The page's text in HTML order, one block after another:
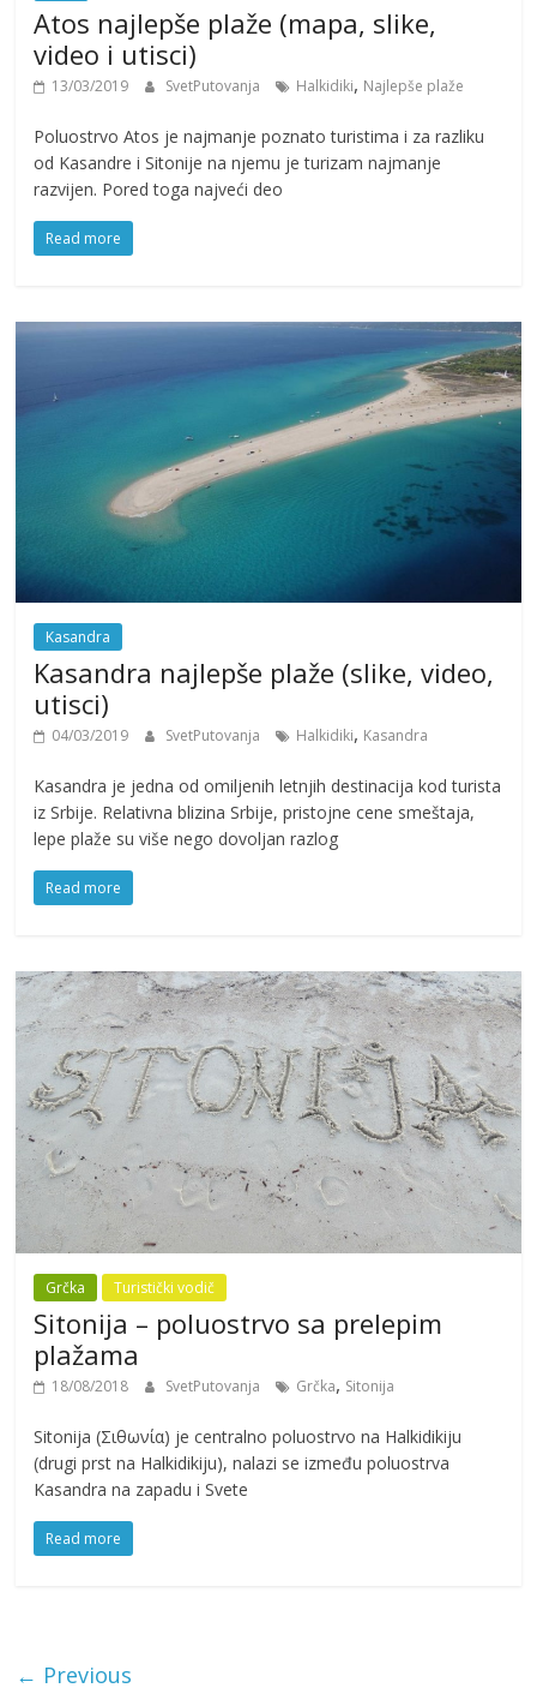
Atos najlepše plaže (mapa, slike,
video i utisci)
13/03/2019 SvetPutovanja Halkidiki, Najlepše plaže
Poluostrvo Atos je najmanje poznato turistima i za razliku
od Kasandre i Sitonije na njemu je turizam najmanje
razvijen. Pored toga najveći deo
Read more
Kasandra
Kasandra najlepše plaže (slike, video,
utisci)
04/03/2019 SvetPutovanja Halkidiki, Kasandra
Kasandra je jedna od omiljenih letnjih destinacija kod turista
iz Srbije. Relativna blizina Srbije, pristojne cene smeštaja,
lepe plaže su više nego dovoljan razlog
Read more
Grčka Turistički vodič
Sitonija – poluostrvo sa prelepim
plažama
18/08/2018 SvetPutovanja Grčka, Sitonija
Sitonija (Σιθωνία) je centralno poluostrvo na Halkidikiju
(drugi prst na Halkidikiju), nalazi se između poluostrva
Kasandra na zapadu i Svete
Read more
← Previous